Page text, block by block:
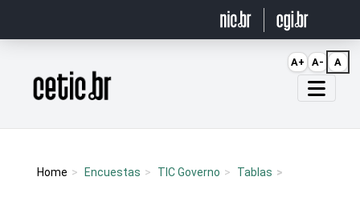
Página inicial
Home Encuestas TIC Governo Tablas
A+ A- A